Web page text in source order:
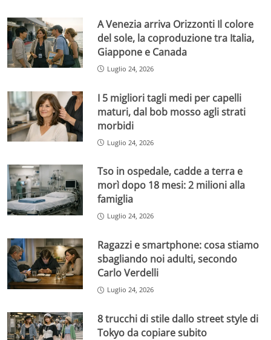
A Venezia arriva Orizzonti Il colore
del sole, la coproduzione tra Italia,
Giappone e Canada
Luglio 24, 2026
I 5 migliori tagli medi per capelli
maturi, dal bob mosso agli strati
morbidi
Luglio 24, 2026
Tso in ospedale, cadde a terra e
morì dopo 18 mesi: 2 milioni alla
famiglia
Luglio 24, 2026
Ragazzi e smartphone: cosa stiamo
sbagliando noi adulti, secondo
Carlo Verdelli
Luglio 24, 2026
8 trucchi di stile dallo street style di
Tokyo da copiare subito